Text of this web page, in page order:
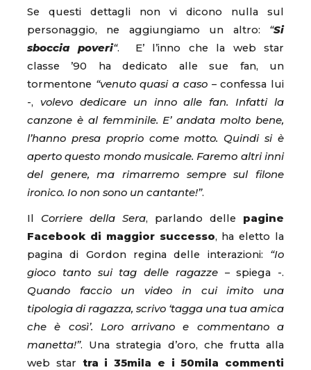
Se questi dettagli non vi dicono nulla sul
personaggio, ne aggiungiamo un altro: “Si
sboccia poveri“. E’ l’inno che la web star
classe ’90 ha dedicato alle sue fan, un
tormentone “venuto quasi a caso– confessa lui
-, volevo dedicare un inno alle fan. Infatti la
canzone è al femminile. E’ andata molto bene,
l’hanno presa proprio come motto. Quindi si è
aperto questo mondo musicale. Faremo altri inni
del genere, ma rimarremo sempre sul filone
ironico. Io non sono un cantante!”.
Il Corriere della Sera, parlando delle pagine
Facebook di maggior successo, ha eletto la
pagina di Gordon regina delle interazioni: “Io
gioco tanto sui tag delle ragazze– spiega -.
Quando faccio un video in cui imito una
tipologia di ragazza, scrivo ‘tagga una tua amica
che è così’. Loro arrivano e commentano a
manetta!”. Una strategia d’oro, che frutta alla
web star tra i 35mila e i 50mila commenti